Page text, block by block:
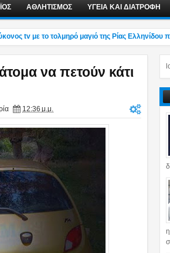
ΑΘΛΗΤΙΣΜΟΣ ΥΓΕΙΑ ΚΑΙ ΔΙΑΤΡΟΦΗ
tv με το τολμηρό μαγιό της Ρίας Ελληνίδου που
να πετούν κάτι
12:36 μ.μ.